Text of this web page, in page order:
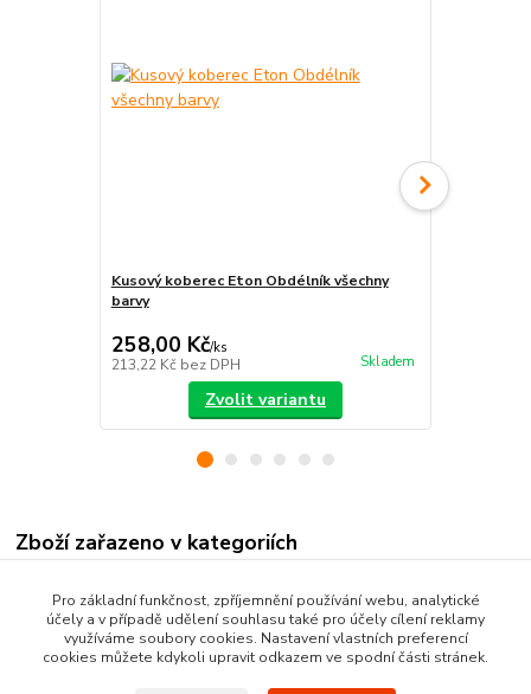
Kusový koberec Eton Obdélník všechny
barvy
258,00 Kč/ks
213,22 Kč bez DPH Skladem
Zvolit variantu
Zboží zařazeno v kategoriích
Schodišťové koberce
Pro základní funkčnost, zpříjemnění používání webu, analytické
účely a v případě udělení souhlasu také pro účely cílení reklamy
využíváme soubory cookies. Nastavení vlastních preferencí
cookies můžete kdykoli upravit odkazem ve spodní části stránek.